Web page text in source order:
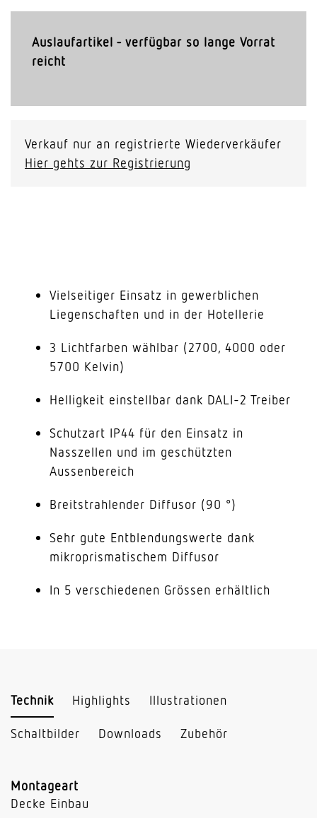
Auslaufartikel - verfügbar so lange Vorrat
reicht
Verkauf nur an registrierte Wiederverkäufer
Hier gehts zur Registrierung
Vielseitiger Einsatz in gewerblichen
Liegenschaften und in der Hotellerie
3 Lichtfarben wählbar (2700, 4000 oder
5700 Kelvin)
Helligkeit einstellbar dank DALI-2 Treiber
Schutzart IP44 für den Einsatz in
Nasszellen und im geschützten
Aussenbereich
Breitstrahlender Diffusor (90 °)
Sehr gute Entblendungswerte dank
mikroprismatischem Diffusor
In 5 verschiedenen Grössen erhältlich
Technik Highlights Illustrationen
Schaltbilder Downloads Zubehör
Montageart
Decke Einbau